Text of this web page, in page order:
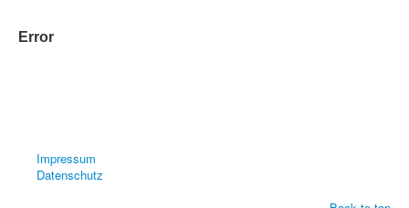
Error
Impressum
Datenschutz